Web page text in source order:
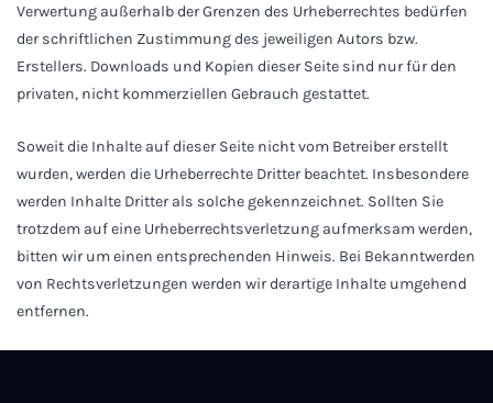
Verwertung außerhalb der Grenzen des Urheberrechtes bedürfen
der schriftlichen Zustimmung des jeweiligen Autors bzw.
Erstellers. Downloads und Kopien dieser Seite sind nur für den
privaten, nicht kommerziellen Gebrauch gestattet.
Soweit die Inhalte auf dieser Seite nicht vom Betreiber erstellt
wurden, werden die Urheberrechte Dritter beachtet. Insbesondere
werden Inhalte Dritter als solche gekennzeichnet. Sollten Sie
trotzdem auf eine Urheberrechtsverletzung aufmerksam werden,
bitten wir um einen entsprechenden Hinweis. Bei Bekanntwerden
von Rechtsverletzungen werden wir derartige Inhalte umgehend
entfernen.